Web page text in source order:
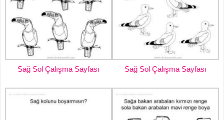
Sağ Sol Çalışma Sayfası Sağ Sol Çalışma Sayfası